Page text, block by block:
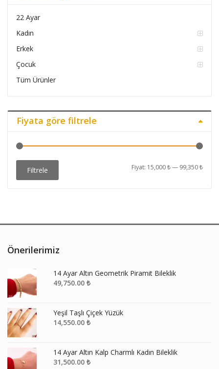
22 Ayar
Kadın
Erkek
Çocuk
Tüm Ürünler
Fiyata göre filtrele
En
En
Filtrele Fiyat: 15,000 ₺— 99,350 ₺
Önerilerimiz
14 Ayar Altın Geometrik Piramit Bileklik
49,750.00 ₺
Yeşil Taşlı Çiçek Yüzük
14,550.00 ₺
14 Ayar Altın Kalp Charmlı Kadın Bileklik
31,500.00 ₺